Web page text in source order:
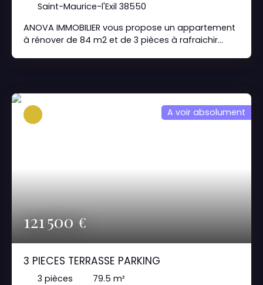
Saint-Maurice-l'Exil 38550
ANOVA IMMOBILIER vous propose un appartement
à rénover de 84 m2 et de 3 pièces à rafraichir
121 500€
A voir absolument
3 PIECES TERRASSE PARKING
3 pièces 79.5 m²